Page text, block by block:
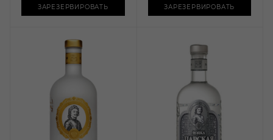
ЗАРЕЗЕРВИРОВАТЬ ЗАРЕЗЕРВИРОВАТЬ